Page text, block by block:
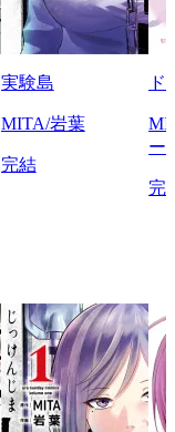
実験島
MITA/岩葉
完結
ド
ー
完